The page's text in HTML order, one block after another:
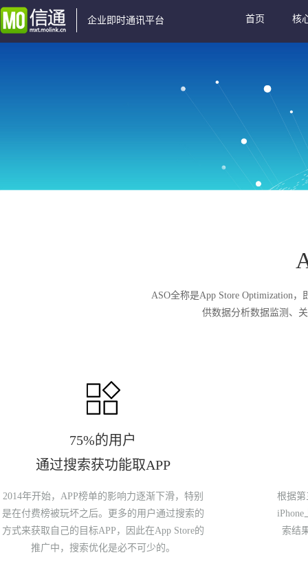
企业即时通讯平台 首页 核
ASO全称是App Store Optimization
供数据分析数据监测、
75%的用户
通过搜索获功能取APP
2014年开始，APP榜单的影响力逐渐下滑，特别
是在付费榜被玩坏之后。更多的用户通过搜索的
方式来获取自己的目标APP，因此在App Store的
推广中，搜索优化是必不可少的。
根据
索结